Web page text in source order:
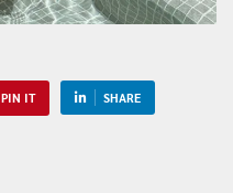
PIN IT SHARE